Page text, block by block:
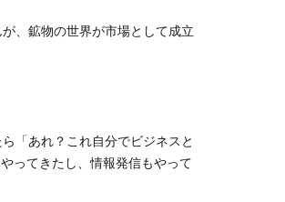
、鉱物の世界が市場として成立
「あれ？これ自分でビジネスと
ってきたし、情報発信もやって